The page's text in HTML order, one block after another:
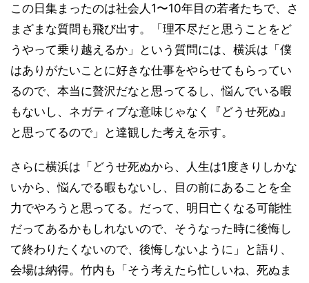
この日集まったのは社会人1〜10年目の若者たちで、さ
まざまな質問も飛び出す。「理不尽だと思うことをど
うやって乗り越えるか」という質問には、横浜は「僕
はありがたいことに好きな仕事をやらせてもらってい
るので、本当に贅沢だなと思ってるし、悩んでいる暇
もないし、ネガティブな意味じゃなく『どうせ死ぬ』
と思ってるので」と達観した考えを示す。
さらに横浜は「どうせ死ぬから、人生は1度きりしかな
いから、悩んでる暇もないし、目の前にあることを全
力でやろうと思ってる。だって、明日亡くなる可能性
だってあるかもしれないので、そうなった時に後悔し
て終わりたくないので、後悔しないように」と語り、
会場は納得。竹内も「そう考えたら忙しいね、死ぬま